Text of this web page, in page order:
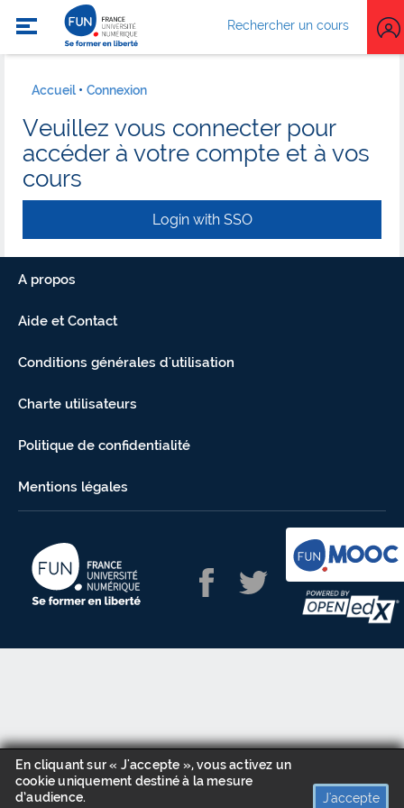
Rechercher un cours
En cliquant sur « J'accepte », vous activez un
cookie uniquement destiné à la mesure
d’audience.
J'accepte
Accueil Connexion
Veuillez vous connecter pour
accéder à votre compte et à vos
cours
Login with SSO
A propos
Aide et Contact
Conditions générales d'utilisation
Charte utilisateurs
Politique de confidentialité
Mentions légales